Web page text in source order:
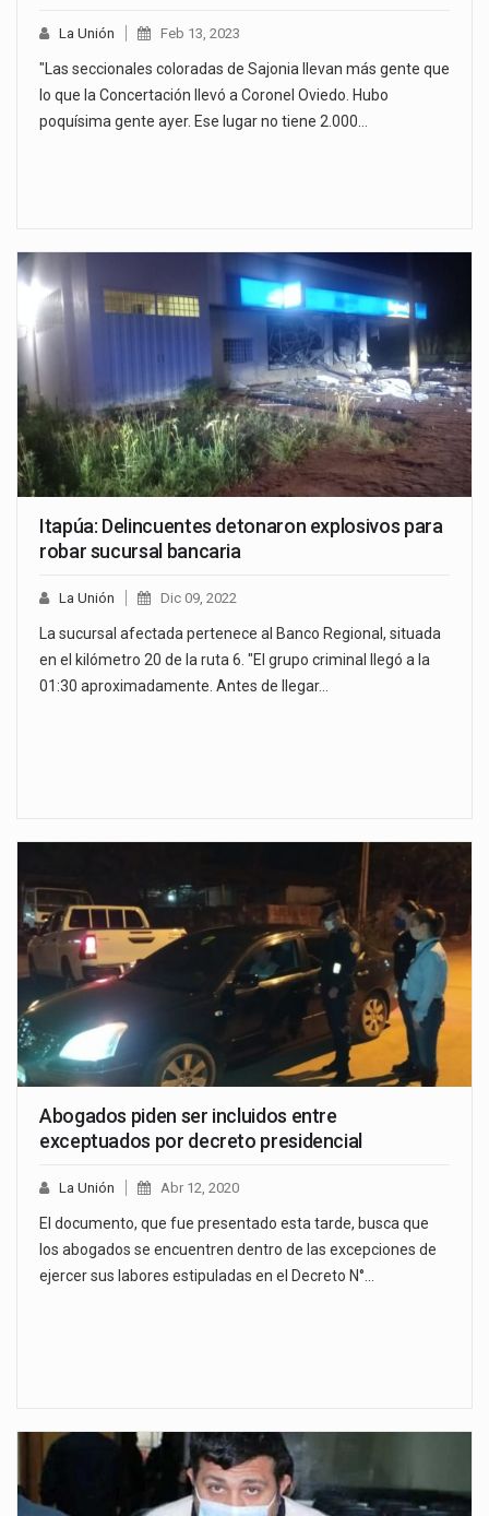
La Unión Feb 13, 2023
"Las seccionales coloradas de Sajonia llevan más gente que
lo que la Concertación llevó a Coronel Oviedo. Hubo
poquísima gente ayer. Ese lugar no tiene 2.000…
Itapúa: Delincuentes detonaron explosivos para
robar sucursal bancaria
La Unión Dic 09, 2022
La sucursal afectada pertenece al Banco Regional, situada
en el kilómetro 20 de la ruta 6. "El grupo criminal llegó a la
01:30 aproximadamente. Antes de llegar…
Abogados piden ser incluidos entre
exceptuados por decreto presidencial
La Unión Abr 12, 2020
El documento, que fue presentado esta tarde, busca que
los abogados se encuentren dentro de las excepciones de
ejercer sus labores estipuladas en el Decreto N°…